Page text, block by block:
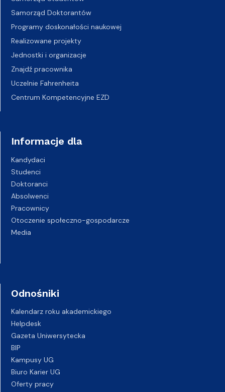
Samorząd Doktorantów
Programy doskonałości naukowej
Realizowane projekty
Jednostki i organizacje
Znajdź pracownika
Uczelnie Fahrenheita
Centrum Kompetencyjne EZD
Informacje dla
Kandydaci
Studenci
Doktoranci
Absolwenci
Pracownicy
Otoczenie społeczno-gospodarcze
Media
Odnośniki
Kalendarz roku akademickiego
Helpdesk
Gazeta Uniwersytecka
BIP
Kampusy UG
Biuro Karier UG
Oferty pracy